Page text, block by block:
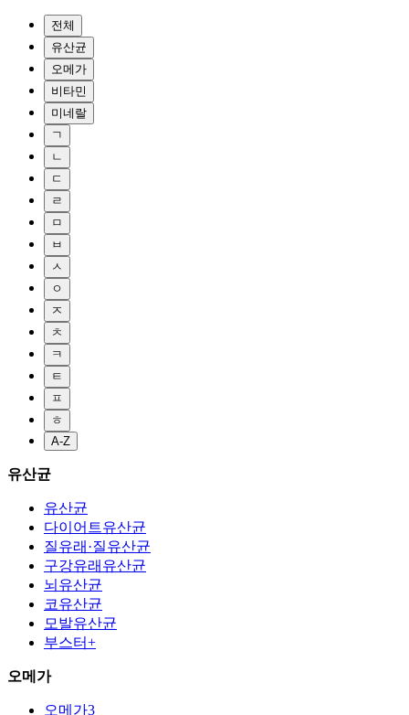
전체
유산균
오메가
비타민
미네랄
ㄱ
ㄴ
ㄷ
ㄹ
ㅁ
ㅂ
ㅅ
ㅇ
ㅈ
ㅊ
ㅋ
ㅌ
ㅍ
ㅎ
A-Z
유산균
유산균
다이어트유산균
질유래·질유산균
구강유래유산균
뇌유산균
코유산균
모발유산균
부스터+
오메가
오메가3